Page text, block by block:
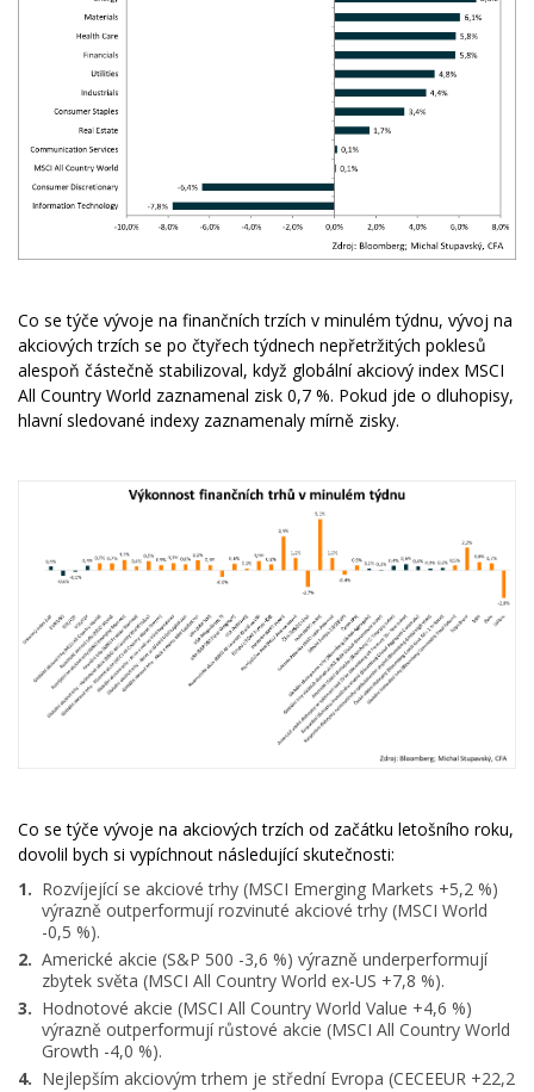
Co se týče vývoje na finančních trzích v minulém týdnu, vývoj na
akciových trzích se po čtyřech týdnech nepřetržitých poklesů
alespoň částečně stabilizoval, když globální akciový index MSCI
All Country World zaznamenal zisk 0,7 %. Pokud jde o dluhopisy,
hlavní sledované indexy zaznamenaly mírně zisky.
Co se týče vývoje na akciových trzích od začátku letošního roku,
dovolil bych si vypíchnout následující skutečnosti:
Rozvíjející se akciové trhy (MSCI Emerging Markets +5,2 %)
výrazně outperformují rozvinuté akciové trhy (MSCI World
-0,5 %).
Americké akcie (S&P 500 -3,6 %) výrazně underperformují
zbytek světa (MSCI All Country World ex-US +7,8 %).
Hodnotové akcie (MSCI All Country World Value +4,6 %)
výrazně outperformují růstové akcie (MSCI All Country World
Growth -4,0 %).
Nejlepším akciovým trhem je střední Evropa (CECEEUR +22,2